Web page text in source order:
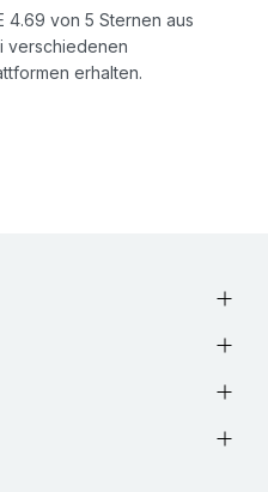
4.69 von 5 Sternen aus
verschiedenen
erhalten.